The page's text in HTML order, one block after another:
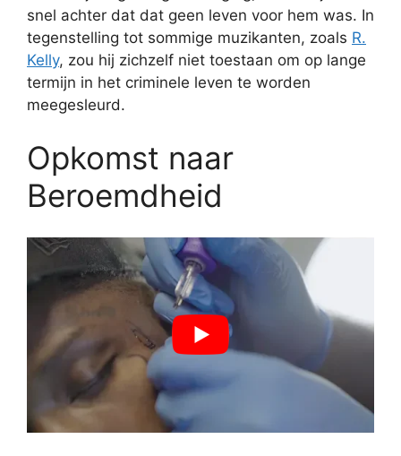
snel achter dat dat geen leven voor hem was. In
tegenstelling tot sommige muzikanten, zoals R.
Kelly, zou hij zichzelf niet toestaan om op lange
termijn in het criminele leven te worden
meegesleurd.
Opkomst naar
Beroemdheid